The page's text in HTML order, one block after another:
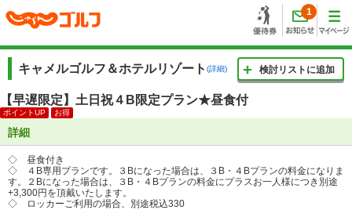
1
キャメルゴルフ＆ホテルリゾート (詳細) 検討リストに追加
【早遅限定】土日祝４B限定プラン★昼食付
ポイントUP お得
詳細
◇ 昼食付き
◇ ４B専用プランです。３Bになった場合は、３B・４Bプランの料金になりま
す。２Bになった場合は、３B・４Bプランの料金にプラスお一人様につき別途
+3,300円を頂戴いたします。
◇ ロッカーご利用の場合、別途税込330